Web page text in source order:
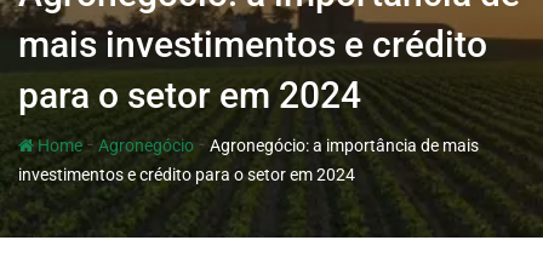
mais investimentos e crédito
para o setor em 2024
Home- Agronegócio -Agronegócio: a importância de mais
investimentos e crédito para o setor em 2024